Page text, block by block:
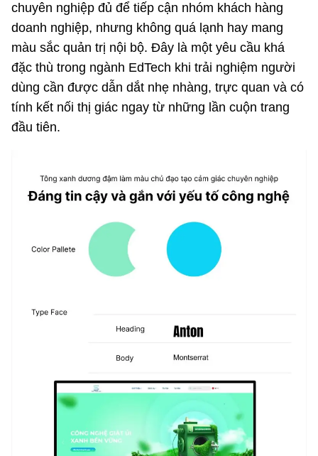
chuyên nghiệp đủ để tiếp cận nhóm khách hàng
doanh nghiệp, nhưng không quá lạnh hay mang
màu sắc quản trị nội bộ. Đây là một yêu cầu khá
đặc thù trong ngành EdTech khi trải nghiệm người
dùng cần được dẫn dắt nhẹ nhàng, trực quan và có
tính kết nối thị giác ngay từ những lần cuộn trang
đầu tiên.